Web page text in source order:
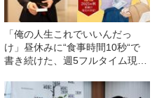
「俺の人生これでいいんだっ
け」昼休みに“食事時間10秒“で
書き続けた、週5フルタイム現役
ったこと